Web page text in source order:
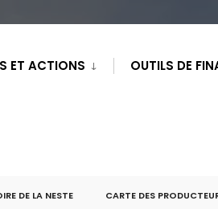
ET ACTIONS OUTILS DE
DE LA NESTE CARTE DES